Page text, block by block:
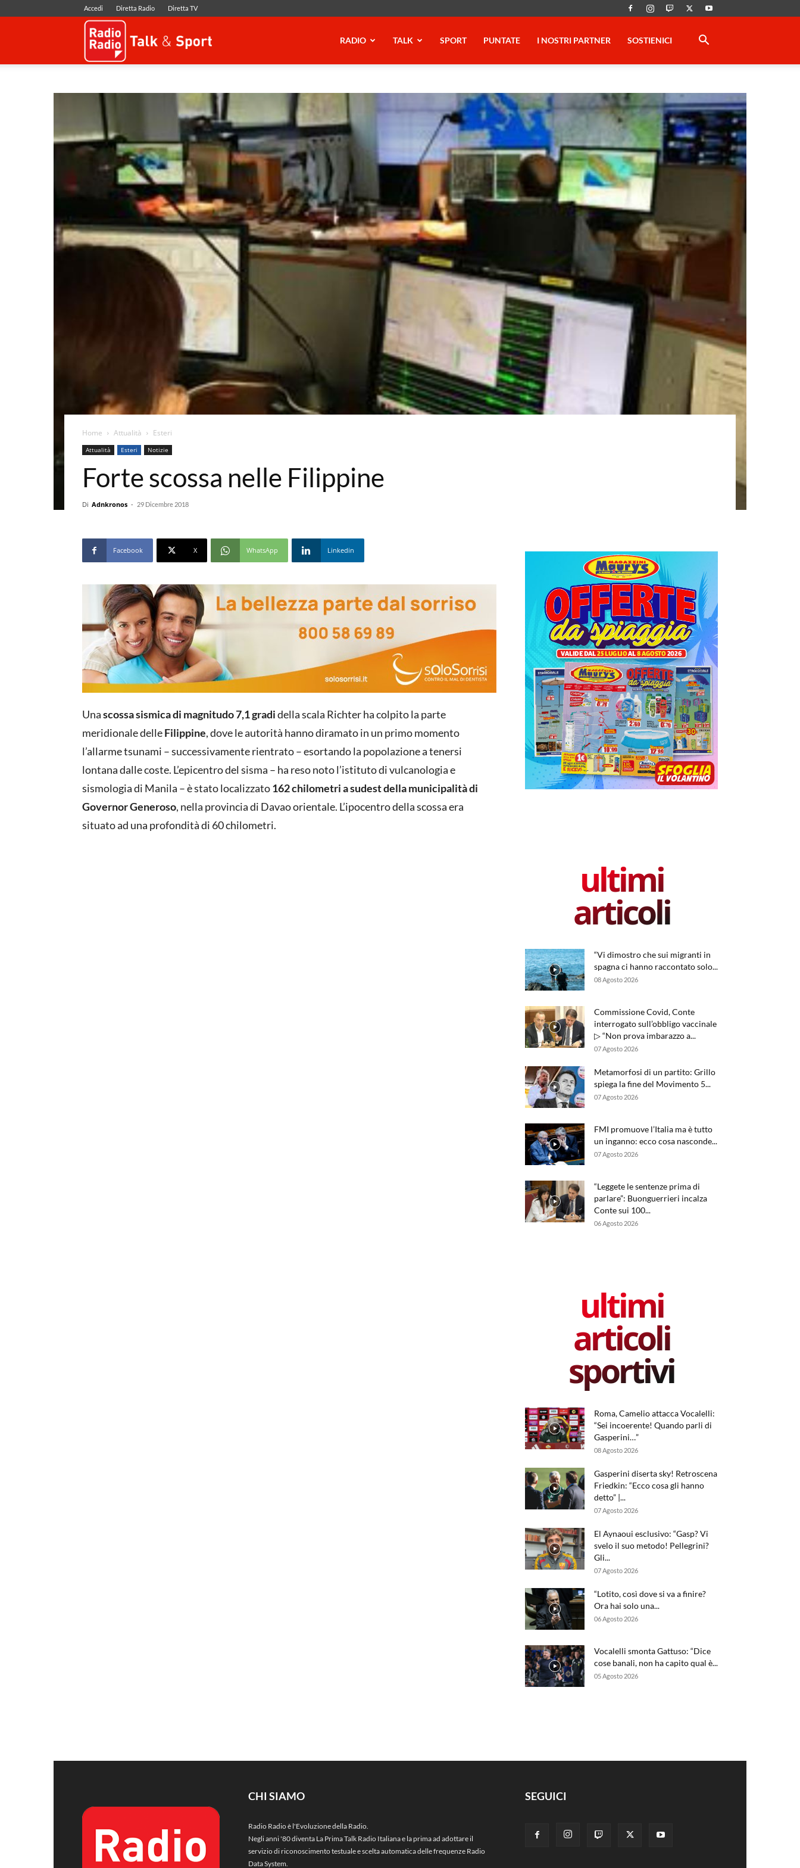
Accedi Diretta Radio Diretta TV
RADIO TALK SPORT PUNTATE I NOSTRI PARTNER SOSTIENICI
Home Attualità Esteri
Attualità Esteri Notizie
Forte scossa nelle Filippine
Di Adnkronos - 29 Dicembre 2018
Facebook X WhatsApp Linkedin
Unascossa sismica di magnitudo 7,1 gradidella scala Richter ha colpito la parte
meridionale delleFilippine, dove le autorità hanno diramato in un primo momento
l’allarme tsunami – successivamente rientrato – esortando la popolazione a tenersi
lontana dalle coste. L’epicentro del sisma – ha reso noto l’istituto di vulcanologia e
sismologia di Manila – è stato localizzato162 chilometri a sudest della municipalità di
Governor Generoso, nella provincia di Davao orientale. L’ipocentro della scossa era
situato ad una profondità di 60 chilometri.
ultimi
articoli
“Vi dimostro che sui migranti in
spagna ci hanno raccontato solo...
08 Agosto 2026
Commissione Covid, Conte
interrogato sull’obbligo vaccinale
▷ “Non prova imbarazzo a...
07 Agosto 2026
Metamorfosi di un partito: Grillo
spiega la fine del Movimento 5...
07 Agosto 2026
FMI promuove l’Italia ma è tutto
un inganno: ecco cosa nasconde...
07 Agosto 2026
“Leggete le sentenze prima di
parlare”: Buonguerrieri incalza
Conte sui 100...
06 Agosto 2026
ultimi
articoli
sportivi
Roma, Camelio attacca Vocalelli:
“Sei incoerente! Quando parli di
Gasperini…”
08 Agosto 2026
Gasperini diserta sky! Retroscena
Friedkin: “Ecco cosa gli hanno
detto” |...
07 Agosto 2026
El Aynaoui esclusivo: “Gasp? Vi
svelo il suo metodo! Pellegrini?
Gli...
07 Agosto 2026
“Lotito, così dove si va a finire?
Ora hai solo una...
06 Agosto 2026
Vocalelli smonta Gattuso: “Dice
cose banali, non ha capito qual è...
05 Agosto 2026
CHI SIAMO
Radio Radio è l'Evoluzione della Radio.
Negli anni '80 diventa La Prima Talk Radio Italiana e la prima ad adottare il
servizio di riconoscimento testuale e scelta automatica delle frequenze Radio
Data System.
SEGUICI